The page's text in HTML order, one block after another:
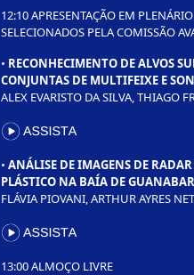
12:10 APRESENTAÇÃO EM
SELECIONADOS PELA COMISSÃO
• RECONHECIMENTO DE ALVOS
CONJUNTAS DE MULTIFEIXE E
ALEX EVARISTO DA SILVA, THIAGO
• ANÁLISE DE IMAGENS DE
PLÁSTICO NA BAÍA DE
FLÁVIA PIOVANI, ARTHUR AYRES
13:00 ALMOÇO LIVRE